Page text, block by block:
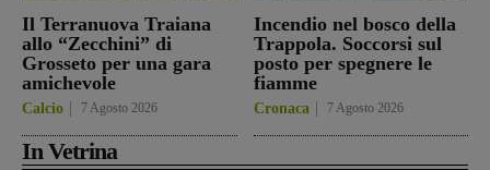
Il Terranuova Traiana
allo “Zecchini” di
Grosseto per una gara
amichevole
Calcio 7 Agosto 2026
Incendio nel bosco della
Trappola. Soccorsi sul
posto per spegnere le
fiamme
Cronaca 7 Agosto 2026
In Vetrina